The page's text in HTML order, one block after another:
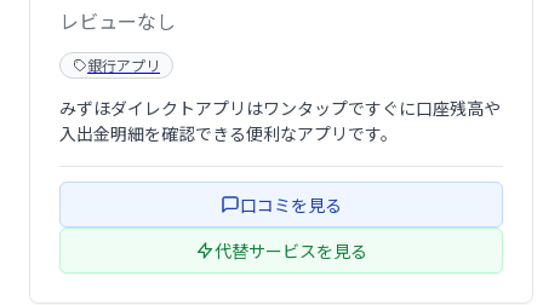
レビューなし
銀行アプリ
みずほダイレクトアプリはワンタップですぐに口座残高や
入出金明細を確認できる便利なアプリです。
口コミを見る
代替サービスを見る